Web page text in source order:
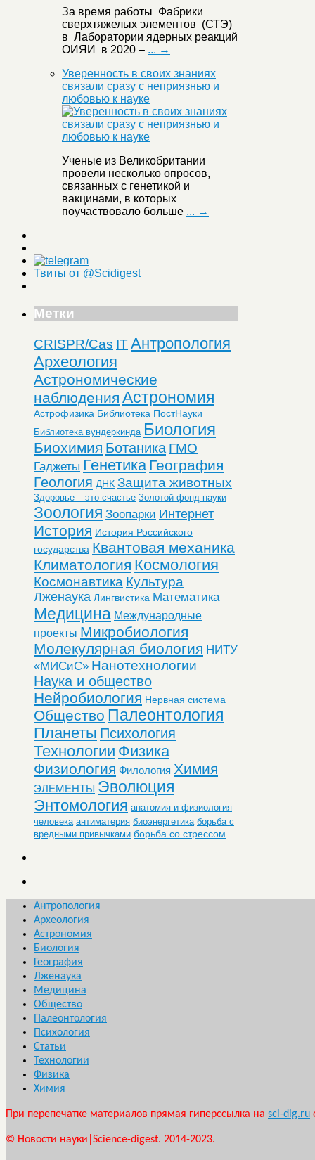
За время работы Фабрики
сверхтяжелых элементов (СТЭ)
в Лаборатории ядерных реакций
ОИЯИ в 2020 – ... →
Уверенность в своих знаниях
связали сразу с неприязнью и
любовью к науке
Ученые из Великобритании
провели несколько опросов,
связанных с генетикой и
вакцинами, в которых
поучаствовало больше ... →
Твиты от @Scidigest
Метки
CRISPR/Cas ITАнтропология
Археология
Астрономические
наблюдения Астрономия
Астрофизика Библиотека ПостНауки
Библиотека вундеркинда Биология
Биохимия Ботаника ГМО
Гаджеты Генетика География
Геология ДНК Защита животных
Здоровье – это счастье Золотой фонд науки
Зоология Зоопарки Интернет
История История Российского
государства Квантовая механика
Климатология Космология
Космонавтика Культура
Лженаука Лингвистика Математика
Медицина Международные
проекты Микробиология
Молекулярная биология НИТУ
«МИСиС» Нанотехнологии
Наука и общество
Нейробиология Нервная система
Общество Палеонтология
Планеты Психология
Технологии Физика
Физиология Филология Химия
ЭЛЕМЕНТЫ Эволюция
Энтомология анатомия и физиология
человека антиматерия биоэнергетика борьба с
вредными привычками борьба со стрессом
Антропология
Археология
Астрономия
Биология
География
Лженаука
Медицина
Общество
Палеонтология
Психология
Статьи
Технологии
Физика
Химия
При перепечатке материалов прямая гиперссылка на sci-dig.ru
© Новости науки|Science-digest. 2014-2023.